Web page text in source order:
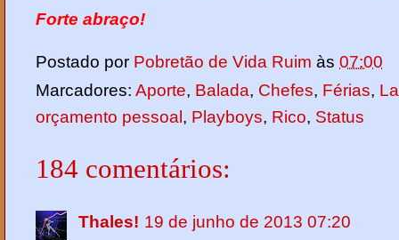
Forte abraço!
Postado por Pobretão de Vida Ruim às 07:00
Marcadores: Aporte, Balada, Chefes, Férias,
orçamento pessoal , Playboys, Rico, Status
184 comentários:
Thales! 19 de junho de 2013 07:20